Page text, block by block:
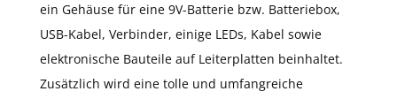
ein Gehäuse für eine 9V-Batterie bzw. Batteriebox,
USB-Kabel, Verbinder, einige LEDs, Kabel sowie
elektronische Bauteile auf Leiterplatten beinhaltet.
Zusätzlich wird eine tolle und umfangreiche